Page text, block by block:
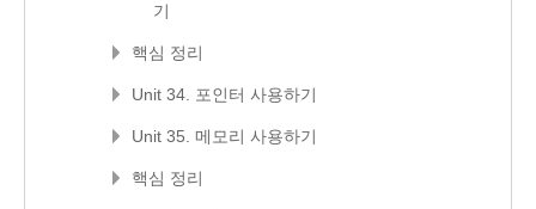
기
핵심 정리
Unit 34. 포인터 사용하기
Unit 35. 메모리 사용하기
핵심 정리